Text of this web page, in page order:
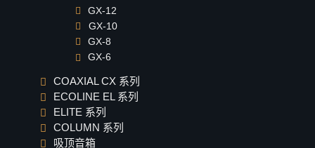
GX-12
GX-10
GX-8
GX-6
COAXIAL CX 系列
ECOLINE EL 系列
ELITE 系列
COLUMN 系列
吸顶音箱